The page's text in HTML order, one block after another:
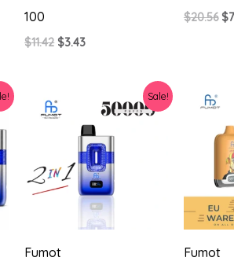
100
$11.42 O
$11.42.
$3.43O
$3.43.
$20.56 O
$
Sale!
Fumot
Fumot